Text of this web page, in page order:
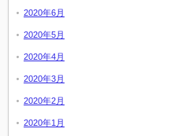
2020年6月
2020年5月
2020年4月
2020年3月
2020年2月
2020年1月